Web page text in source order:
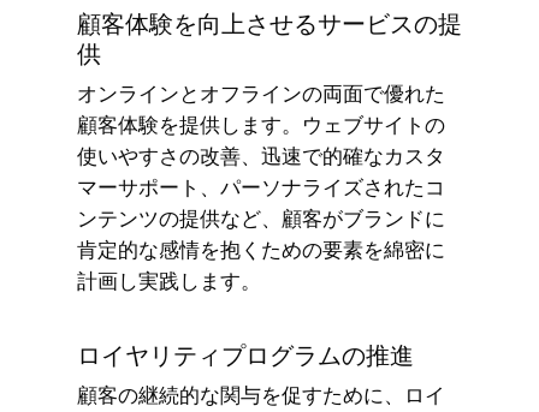
顧客体験を向上させるサービスの提
供
オンラインとオフラインの両面で優れた
顧客体験を提供します。ウェブサイトの
使いやすさの改善、迅速で的確なカスタ
マーサポート、パーソナライズされたコ
ンテンツの提供など、顧客がブランドに
肯定的な感情を抱くための要素を綿密に
計画し実践します。
ロイヤリティプログラムの推進
顧客の継続的な関与を促すために、ロイ